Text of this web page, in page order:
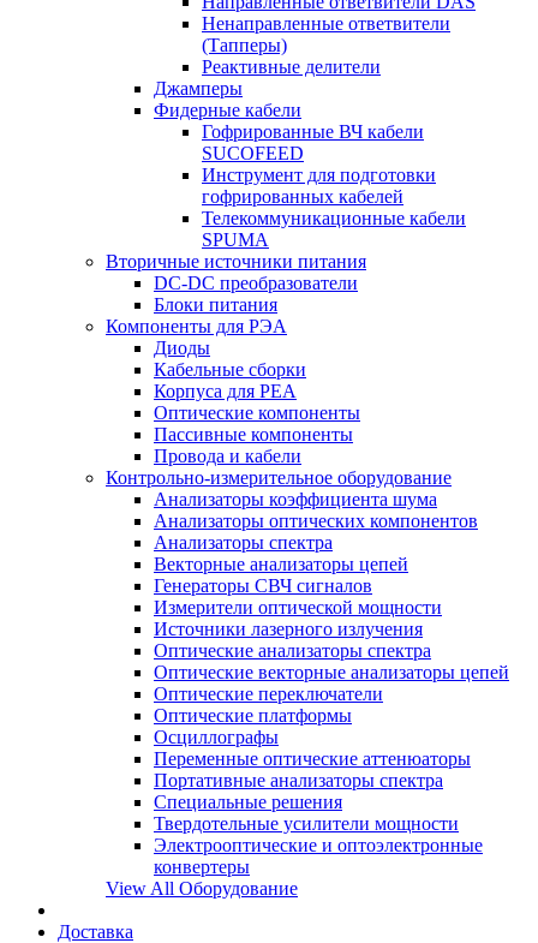
Ненаправленные ответвители
(Тапперы)
Реактивные делители
Джамперы
Фидерные кабели
Гофрированные ВЧ кабели
SUCOFEED
Инструмент для подготовки
гофрированных кабелей
Телекоммуникационные кабели
SPUMA
Вторичные источники питания
DC-DC преобразователи
Блоки питания
Компоненты для РЭА
Диоды
Кабельные сборки
Корпуса для РЕА
Оптические компоненты
Пассивные компоненты
Провода и кабели
Контрольно-измерительное оборудование
Анализаторы коэффициента шума
Анализаторы оптических компонентов
Анализаторы спектра
Векторные анализаторы цепей
Генераторы СВЧ сигналов
Измерители оптической мощности
Источники лазерного излучения
Оптические анализаторы спектра
Оптические векторные анализаторы цепей
Оптические переключатели
Оптические платформы
Осциллографы
Переменные оптические аттенюаторы
Портативные анализаторы спектра
Специальные решения
Твердотельные усилители мощности
Электрооптические и оптоэлектронные
конвертеры
View All Оборудование
Доставка